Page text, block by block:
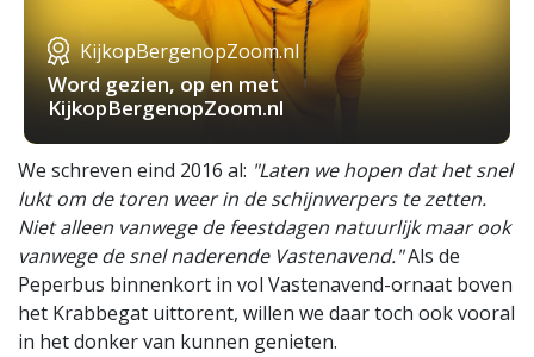
KijkopBergenopZoom.nl
Word gezien, op en met
KijkopBergenopZoom.nl
We schreven eind 2016 al: "Laten we hopen dat het snel
lukt om de toren weer in de schijnwerpers te zetten.
Niet alleen vanwege de feestdagen natuurlijk maar ook
vanwege de snel naderende Vastenavend."Als de
Peperbus binnenkort in vol Vastenavend-ornaat boven
het Krabbegat uittorent, willen we daar toch ook vooral
in het donker van kunnen genieten.